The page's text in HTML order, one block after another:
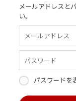
メールアドレスと
い。
パスワードを